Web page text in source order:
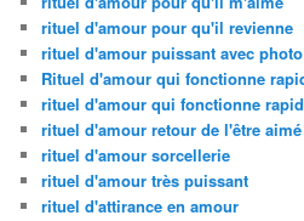
rituel d'amour pour qu'il revienne
rituel d'amour puissant avec photo
Rituel d'amour qui fonctionne
rituel d'amour qui fonctionne
rituel d'amour retour de l'être aimé
rituel d'amour sorcellerie
rituel d'amour très puissant
rituel d'attirance en amour